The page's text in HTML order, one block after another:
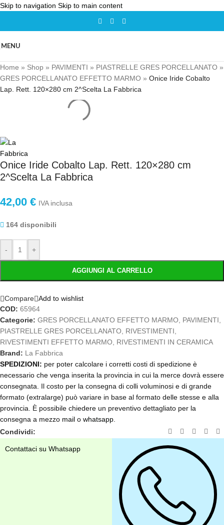
Skip to navigation Skip to main content
MENU
Home » Shop » PAVIMENTI » PIASTRELLE GRES PORCELLANATO »
GRES PORCELLANATO EFFETTO MARMO » Onice Iride Cobalto
Lap. Rett. 120×280 cm 2^Scelta La Fabbrica
Onice Iride Cobalto Lap. Rett. 120×280 cm
2^Scelta La Fabbrica
42,00 € IVA inclusa
164 disponibili
- +
AGGIUNGI AL CARRELLO
Compare Add to wishlist
COD: 65964
Categorie: GRES PORCELLANATO EFFETTO MARMO PAVIMENTI
PIASTRELLE GRES PORCELLANATO RIVESTIMENTI
RIVESTIMENTI EFFETTO MARMO RIVESTIMENTI IN CERAMICA
Brand: La Fabbrica
SPEDIZIONI: per poter calcolare i corretti costi di spedizione è
necessario che venga inserita la provincia in cui la merce dovrà essere
consegnata. Il costo per la consegna di colli voluminosi e di grande
formato (extralarge) può variare in base al formato delle stesse e alla
provincia. È possibile chiedere un preventivo dettagliato per la
consegna a mezzo mail o whatsapp
Condividi:
Contattaci su Whatsapp